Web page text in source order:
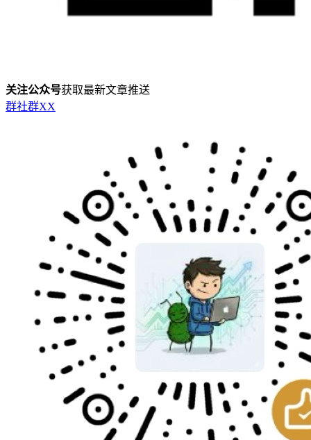
关注公众号获取最新文章推送
群社群XX